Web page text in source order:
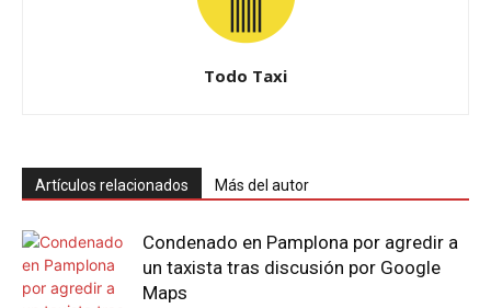
Todo Taxi
Artículos relacionados Más del autor
Condenado en Pamplona por agredir a
un taxista tras discusión por Google
Maps